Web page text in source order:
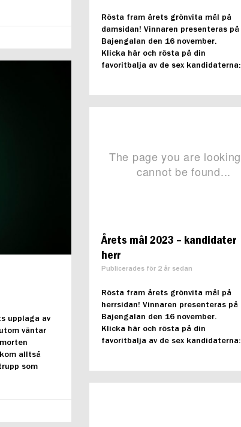
upplaga av
väntar
alltså
som
Rösta fram årets grönvita mål på
damsidan! Vinnaren presenteras på
Bajengalan den 16 november.
Klicka här och rösta på din
favoritbalja av de sex kandidaterna:
Årets mål 2023 – kandidater
herr
Publicerades för 2 år sedan
Rösta fram årets grönvita mål på
herrsidan! Vinnaren presenteras på
Bajengalan den 16 november.
Klicka här och rösta på din
favoritbalja av de sex kandidaterna: